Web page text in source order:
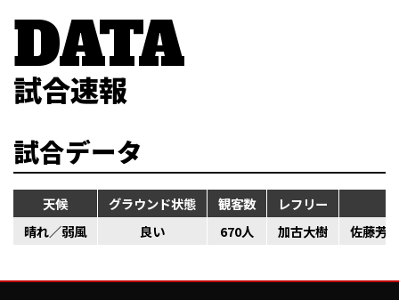
試合速報
試合データ
天候 グラウンド状態 観客数
レフリー
晴れ／弱風
良い 670人 加古大樹 佐藤芳